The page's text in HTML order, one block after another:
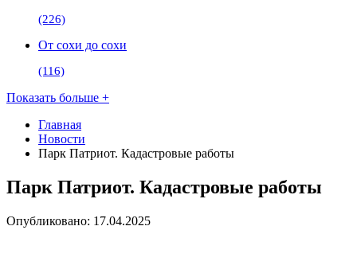
(226)
От сохи до сохи
(116)
Показать больше +
Главная
Новости
Парк Патриот. Кадастровые работы
Парк Патриот. Кадастровые работы
Опубликовано: 17.04.2025